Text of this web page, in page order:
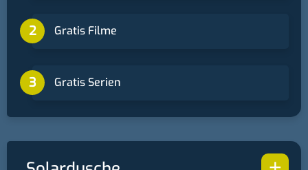
Gratis Filme
Gratis Serien